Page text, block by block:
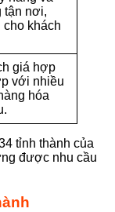
tận nơi,
cho khách
giá hợp
với nhiều
hóa
tỉnh thành của
được nhu cầu